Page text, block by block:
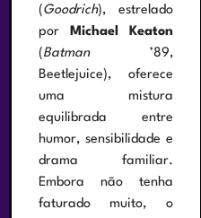
( Goodrich), estrelado
por Michael Keaton
( Batman ’89,
Beetlejuice), oferece
uma mistura
equilibrada entre
humor, sensibilidade e
drama familiar.
Embora não tenha
faturado muito, o